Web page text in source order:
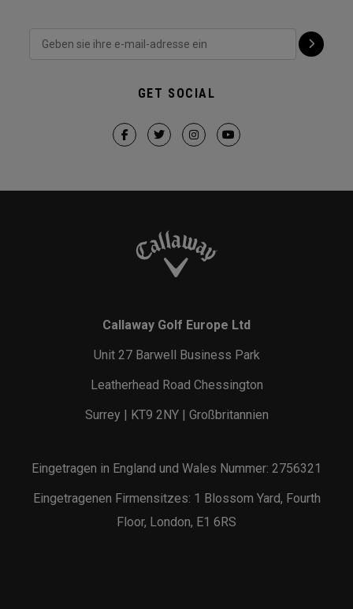
GET SOCIAL
Callaway Golf Europe Ltd
Unit 27 Barwell Business Park
Leatherhead Road Chessington
Surrey | KT9 2NY | Großbritannien
Eingetragen in England und Wales Nummer: 2756321
Eingetragenen Firmensitzes: 1 Blossom Yard, Fourth
Floor, London, E1 6RS